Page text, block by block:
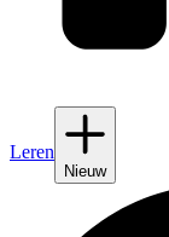
Leren
Nieuw